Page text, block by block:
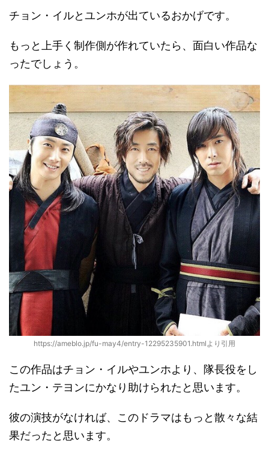
チョン・イルとユンホが出ているおかげです。
もっと上手く制作側が作れていたら、面白い作品な
ったでしょう。
https://ameblo.jp/fu-may4/entry-12295235901.htmlより引用
この作品はチョン・イルやユンホより、隊長役をし
たユン・テヨンにかなり助けられたと思います。
彼の演技がなければ、このドラマはもっと散々な結
果だったと思います。